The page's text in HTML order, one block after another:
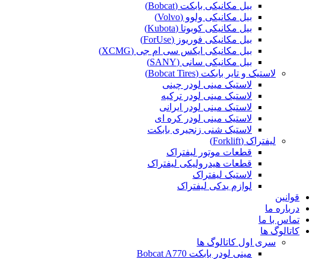
بیل مکانیکی بابکت (Bobcat)
بیل مکانیکی ولوو (Volvo)
بیل مکانیکی کوبوتا (Kubota)
بیل مکانیکی فوریوز (ForUse)
بیل مکانیکی ایکس سی ام جی (XCMG)
بیل مکانیکی سانی (SANY)
لاستیک و تایر بابکت (Bobcat Tires)
لاستیک مینی لودر چینی
لاستیک مینی لودر ترکیه
لاستیک مینی لودر ایرانی
لاستیک مینی لودر کره ای
لاستیک شنی زنجیری بابکت
لیفتراک (Forklift)
قطعات موتور لیفتراک
قطعات هیدرولیکی لیفتراک
لاستیک لیفتراک
لوازم یدکی لیفتراک
قوانین
درباره ما
تماس با ما
کاتالوگ ها
سری اول کاتالوگ ها
مینی لودر بابکت Bobcat A770